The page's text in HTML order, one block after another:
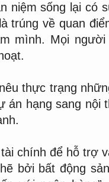
niệm sống lại có
trúng về quan
mình. Mọi
thực trạng
án hạng sang nội
chính để hỗ trợ
bởi bất động